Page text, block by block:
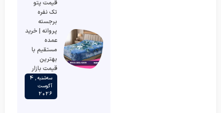
قیمت پتو
تک نفره
برجسته
پروانه | خرید
عمده
مستقیم با
بهترین
قیمت بازار
سه‌شنبه , 4
آگوست
2026